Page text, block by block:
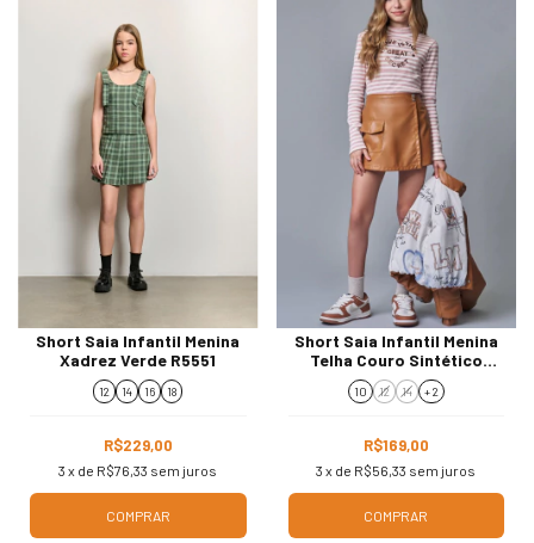
Short Saia Infantil Menina
Xadrez Verde R5551
12 14 16 18
R$229,00
3 x de R$76,33 sem juros
COMPRAR
Short Saia Infantil Menina
Telha Couro Sintético
89965
10 12 14 + 2
R$169,00
3 x de R$56,33 sem juros
COMPRAR